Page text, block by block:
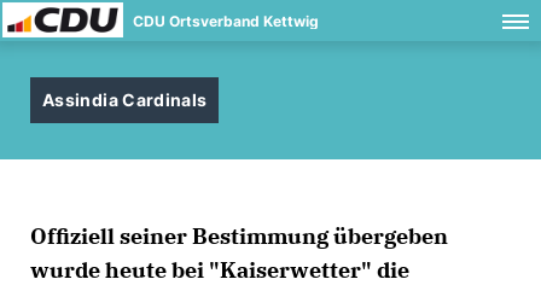
CDU Ortsverband Kettwig
Assindia Cardinals
Offiziell seiner Bestimmung übergeben
wurde heute bei "Kaiserwetter" die